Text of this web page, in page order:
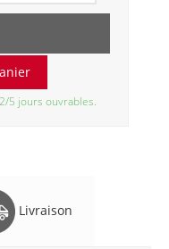
5 jours ouvrables.
Livraison